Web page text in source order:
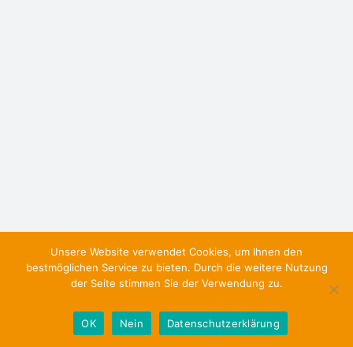
Unsere Website verwendet Cookies, um Ihnen den
bestmöglichen Service zu bieten. Durch die weitere Nutzung
der Seite stimmen Sie der Verwendung zu.
OK
Nein Datenschutzerklärung